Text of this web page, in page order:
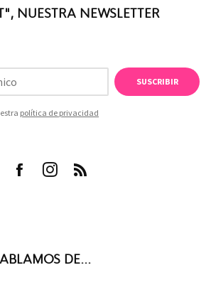
NUESTRA NEWSLETTER
SUSCRIBIR
política de privacidad
DE...